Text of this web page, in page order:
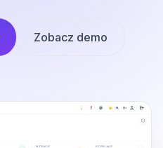
Zobacz demo